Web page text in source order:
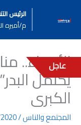
المحتوى
الرئيس
م/أميره
عاجل
الأربعاء..
يكتمل
الكبرى
المجتمع والناس/